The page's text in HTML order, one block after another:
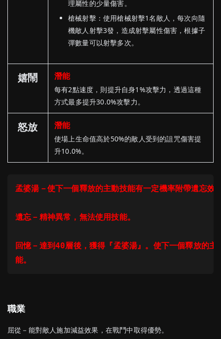
理屬性的少量傷害。
槍械射擊：使用槍械射擊1名敵人，每次向隨
機敵人射擊3發，造成射擊屬性傷害，根據子
彈數量可以射擊多次。
嬉鬧 潛能
每有2點速度，則提升自身1%攻擊力，透過這種
方式最多提升30.0%攻擊力。
怒放 潛能
使場上生命值高於50%的敵人受到的詛咒傷害提
升10.0%。
孟婆湯－使下一個釋放的主動技能有一定機率附帶遺忘效
遺忘－精神異常，無法使用技能。
回憶－達到40層後，獲得『孟婆湯』。使下一個釋放的
職業
屈從－能對敵人施加減益效果，在戰鬥中取得優勢。